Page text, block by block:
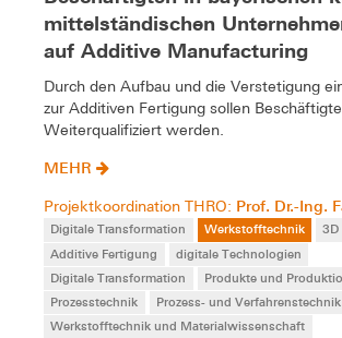
mittelständischen
auf Additive Manufacturing
Durch den Aufbau und die Verstetigung
zur Additiven Fertigung sollen
Weiterqualifiziert werden.
MEHR
Projektkoordination THRO: Prof. Dr.-Ing.
Digitale Transformation Werkstofftechnik
3D
Additive Fertigung
digitale Technologien
Digitale Transformation
Produkte und
Prozesstechnik
Prozess- und Verfahrenstechnik
Werkstofftechnik und Materialwissenschaft